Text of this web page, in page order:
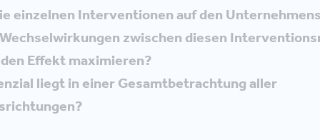
einzelnen Interventionen auf den
zwischen diesen
Effekt maximieren?
liegt in einer Gesamtbetrachtung aller